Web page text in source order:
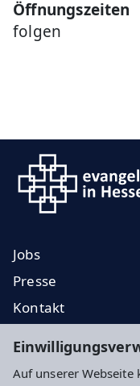
Auf unserer Webseite
Öffnungszeiten
folgen
Jobs
Presse
Kontakt